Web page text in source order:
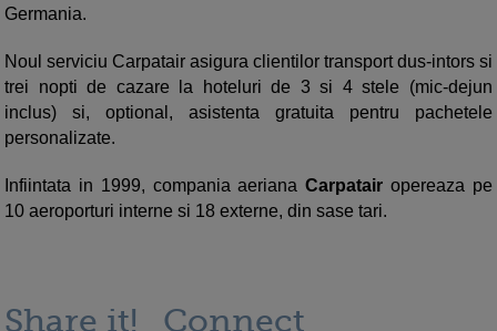
Germania.
Noul serviciu Carpatair asigura clientilor transport dus-intors si
trei nopti de cazare la hoteluri de 3 si 4 stele (mic-dejun
inclus) si, optional, asistenta gratuita pentru pachetele
personalizate.
Infiintata in 1999, compania aerianaCarpatairopereaza pe
10 aeroporturi interne si 18 externe, din sase tari.
Share it! Connect